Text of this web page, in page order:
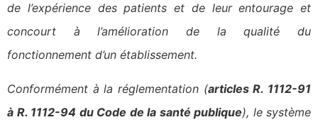
de l’expérience des patients et de leur entourage et
concourt à l’amélioration de la qualité du
fonctionnement d’un établissement.
Conformément à la réglementation (articles R. 1112-91
à R. 1112-94 du Code de la santé publique), le système